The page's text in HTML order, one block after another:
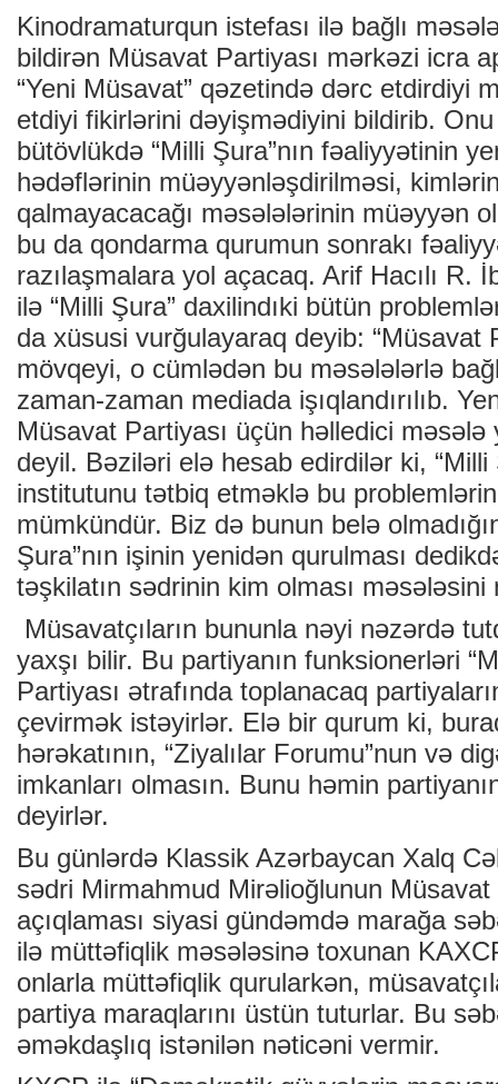
Kinodramaturqun istefası ilə bağlı
bildirən Müsavat Partiyası mərkəzi icra
“Yeni Müsavat” qəzetində dərc etdirdiyi
etdiyi fikirlərini dəyişmədiyini bildirib.
bütövlükdə “Milli Şura”nın fəaliyyətinin
hədəflərinin müəyyənləşdirilməsi,
qalmayacacağı məsələlərinin müəyyən
bu da qondarma qurumun sonrakı
razılaşmalara yol açacaq. Arif Hacılı R.
ilə “Milli Şura” daxilindıki bütün
da xüsusi vurğulayaraq deyib: “Müsavat
mövqeyi, o cümlədən bu məsələlərlə
zaman-zaman mediada işıqlandırılıb.
Müsavat Partiyası üçün həlledici məsələ
deyil. Bəziləri elə hesab edirdilər ki, “Milli
institutunu tətbiq etməklə bu
mümkündür. Biz də bunun belə
Şura”nın işinin yenidən qurulması
təşkilatın sədrinin kim olması məsələsini
Müsavatçıların bununla nəyi nəzərdə
yaxşı bilir. Bu partiyanın funksionerləri
Partiyası ətrafında toplanacaq
çevirmək istəyirlər. Elə bir qurum ki,
hərəkatının, “Ziyalılar Forumu”nun və
imkanları olmasın. Bunu həmin
deyirlər.
Bu günlərdə Klassik Azərbaycan Xalq
sədri Mirmahmud Mirəlioğlunun Müsavat
açıqlaması siyasi gündəmdə marağa
ilə müttəfiqlik məsələsinə toxunan
onlarla müttəfiqlik qurularkən,
partiya maraqlarını üstün tuturlar. Bu
əməkdaşlıq istənilən nəticəni vermir.